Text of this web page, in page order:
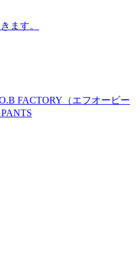
ます。
FACTORY（エフオービー